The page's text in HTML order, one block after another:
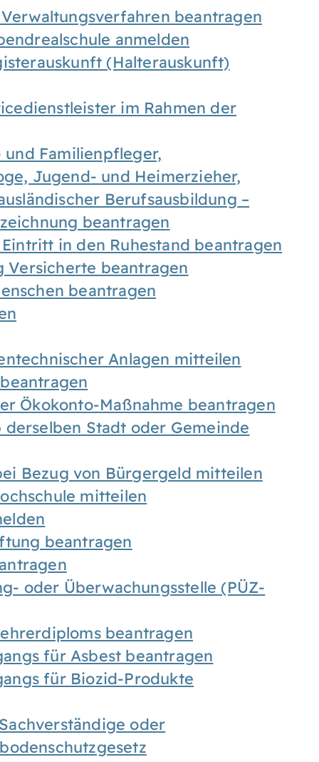
beantragen
anmelden
(Halterauskunft)
im Rahmen der
Familienpfleger,
Jugend- und Heimerzieher,
Berufsausbildung –
beantragen
in den Ruhestand beantragen
Versicherte beantragen
beantragen
Anlagen mitteilen
Ökokonto-Maßnahme beantragen
Stadt oder Gemeinde
Bezug von Bürgergeld mitteilen
mitteilen
beantragen
oder Überwachungsstelle (PÜZ-
beantragen
für Asbest beantragen
für Biozid-Produkte
oder